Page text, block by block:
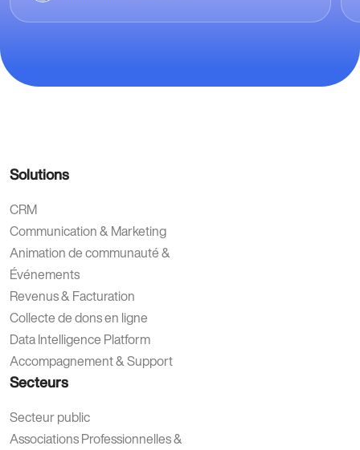
Solutions
CRM
Communication & Marketing
Animation de communauté &
Événements
Revenus & Facturation
Collecte de dons en ligne
Data Intelligence Platform
Accompagnement & Support
Secteurs
Secteur public
Associations Professionnelles &